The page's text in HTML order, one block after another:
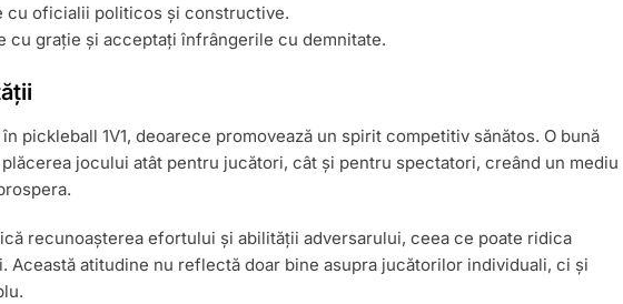
cu oficialii politicos și constructive.
cu grație și acceptați înfrângerile cu demnitate.
pickleball 1V1, deoarece promovează un spirit competitiv sănătos. O bună
jocului atât pentru jucători, cât și pentru spectatori, creând un mediu
recunoașterea efortului și abilității adversarului, ceea ce poate ridica
Această atitudine nu reflectă doar bine asupra jucătorilor individuali, ci și